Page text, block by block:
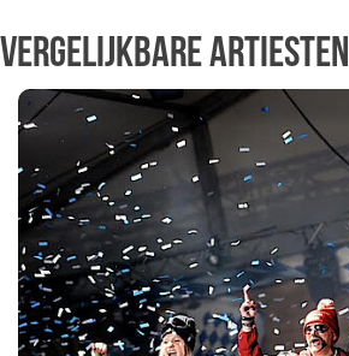
Vergelijkbare artiesten